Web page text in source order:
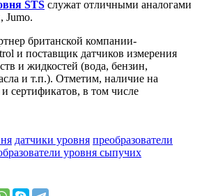
STS служат отличными аналогами
Jumo.
британской компании-
и поставщик датчиков измерения
и жидкостей (вода, бензин,
и т.п.). Отметим, наличие на
сертификатов, в том числе
датчики уровня преобразователи
уровня сыпучих